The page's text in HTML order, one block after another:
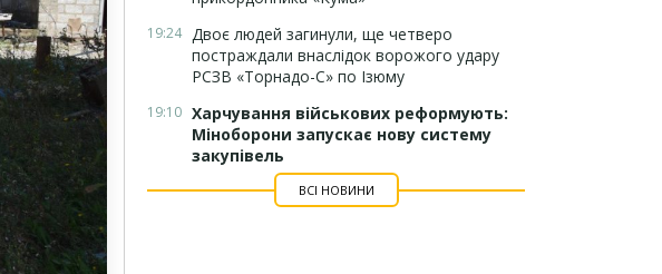
19:24 Двоє людей загинули, ще четверо
постраждали внаслідок ворожого удару
РСЗВ «Торнадо-С» по Ізюму
19:10 Харчування військових реформують:
Міноборони запускає нову систему
закупівель
ВСІ НОВИНИ